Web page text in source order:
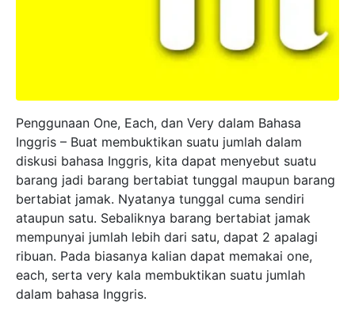
Penggunaan One, Each, dan Very dalam Bahasa
Inggris – Buat membuktikan suatu jumlah dalam
diskusi bahasa Inggris, kita dapat menyebut suatu
barang jadi barang bertabiat tunggal maupun barang
bertabiat jamak. Nyatanya tunggal cuma sendiri
ataupun satu. Sebaliknya barang bertabiat jamak
mempunyai jumlah lebih dari satu, dapat 2 apalagi
ribuan. Pada biasanya kalian dapat memakai one,
each, serta very kala membuktikan suatu jumlah
dalam bahasa Inggris.